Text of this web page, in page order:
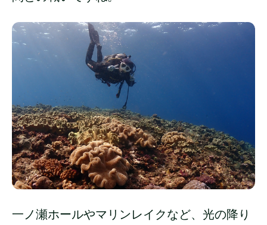
一ノ瀬ホールやマリンレイクなど、光の降り